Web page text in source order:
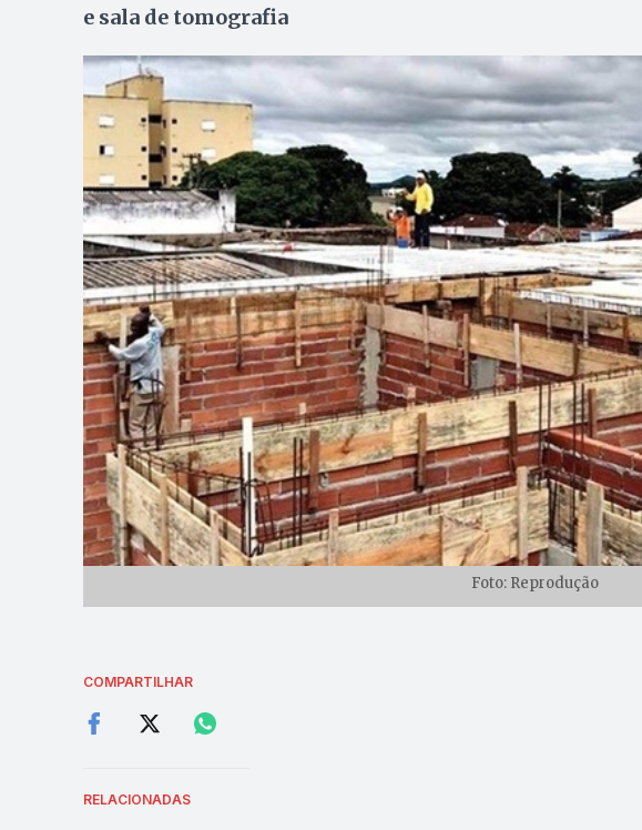
e sala de tomografia
Foto: Reprodução
COMPARTILHAR
RELACIONADAS